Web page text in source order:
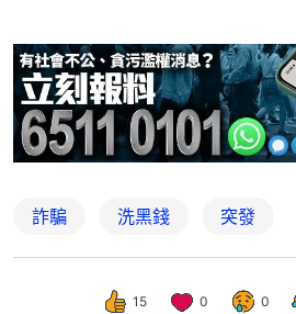
詐騙 洗黑錢 突發
15 0 0